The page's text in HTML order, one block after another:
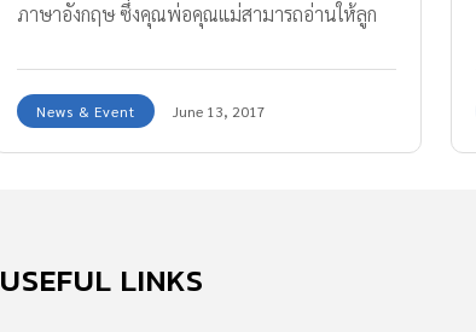
ภาษาอังกฤษ ซึ่งคุณพ่อคุณแม่สามารถอ่านให้ลูก
News & Event June 13, 2017
USEFUL LINKS